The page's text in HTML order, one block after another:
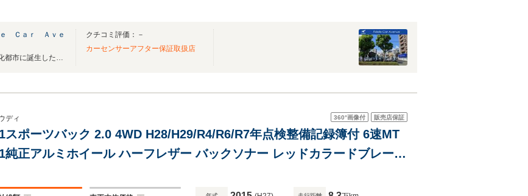
ｅ Ｃａｒ Ａｖｅ
海と山を望む鹿児島最大の歴史の文化都市に誕生した【フィデルカーアベニュー】
クチコミ評価：－
カーセンサーアフター保証取扱店
360°画像付 販売店保証
ディ
スポーツバック 2.0 4WD H28/H29/R4/R6/R7年点検整備記録簿付 6速MT
純正アルミホイール ハーフレザー バックソナー レッドカラードブレーキ